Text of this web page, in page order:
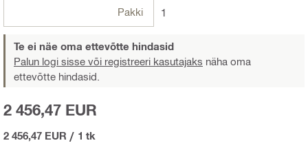
Pakki 1
Te ei näe oma ettevõtte hindasid
Palun logi sisse või registreeri kasutajaks näha oma
ettevõtte hindasid.
2 456,47 EUR
2 456,47 EUR / 1 tk